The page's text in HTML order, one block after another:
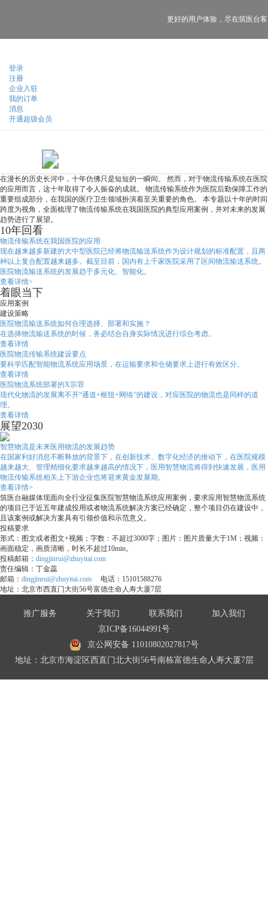
登录
注册
企业入驻
我的订单
消息
开通超级会员
在漫长的历史长河中，十年仿佛只是短短的一瞬间。 然而，对于物流传输系统在医院
的应用而言，这十年取得了令人振奋的成就。 物流传输系统作为医院后勤保障工作的
重要组成部分，在我国的医疗卫生领域扮演着至关重要的角色。 本专题以十年的时间
跨度为视角，全面梳理了物流传输系统在我国医院的典型应用案例，并对未来的发展
趋势进行了展望。
10年回看
物流传输系统在我国医院的应用
现在越来越多新建的大中型医院已经将物流输送系统作为设计规划的标准配置，且两
种以上复合配置越来越多。截至目前，国内有上千家医院采用了区间物流输送系统。
医院物流输送系统的发展趋于多元化、智能化。
查看详情>
着眼当下
应用案例
建设策略
医院物流输送系统如何合理选择、部署和实施？
在选择物流输送系统的时候，务必结合自身实际情况进行综合考虑。
查看详情
医院物流传输系统建设要点
要科学匹配智能物流系统应用场景，在运输要求和仓储要求上进行有效区分。
查看详情
医院物流系统部署的X宗罪
现代化物流的发展离不开“通道+枢纽+网络”的建设，对应医院的物流也是同样的道
理。
查看详情
展望2030
智慧物流是未来医用物流的发展趋势
在国家利好消息不断释放的背景下，在创新技术、数字化经济的推动下，在医院规模
越来越大、管理精细化要求越来越高的情况下，医用智慧物流将得到快速发展，医用
物流传输系统相关上下游企业也将迎来黄金发展期。
查看详情>
筑医台融媒体现面向全行业征集医院智慧物流系统应用案例，要求应用智慧物流系统
的项目已于近五年建成投用或者物流系统解决方案已经确定，整个项目仍在建设中，
且该案例或解决方案具有引领价值和示范意义。
投稿要求
形式：图文或者图文+视频；字数：不超过3000字；图片：图片质量大于1M；视频：
画面稳定，画质清晰，时长不超过10min。
投稿邮箱： dingjinrui@zhuyitai.com
责任编辑：丁金蕊
邮箱： dingjinrui@zhuyitai.com 电话：15101588276
地址：北京市西直门大街56号富德生命人寿大厦7层
推广服务 关于我们 联系我们
加入我们
京ICP备16044991号
京公网安备 11010802027817号
地址：北京市海淀区西直门北大街56号南栋富德生命人寿大厦7层
更好的用户体验， 尽在筑医台